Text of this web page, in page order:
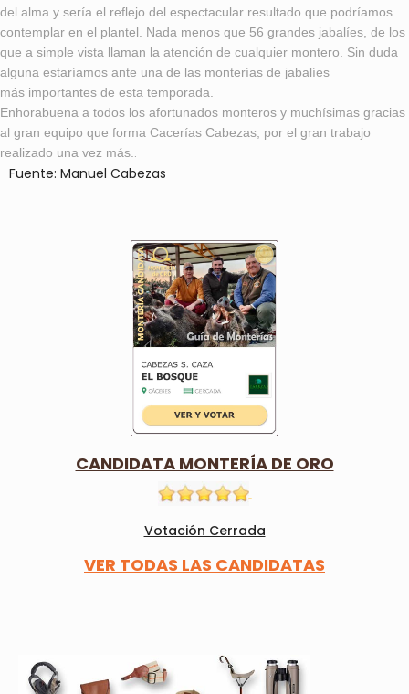
del alma y sería el reflejo del espectacular resultado que podríamos
contemplar en el plantel. Nada menos que 56 grandes jabalíes, de los
que a simple vista llaman la atención de cualquier montero. Sin duda
alguna estaríamos ante una de las monterías de jabalíes
más importantes de esta temporada.
Enhorabuena a todos los afortunados monteros y muchísimas gracias
al gran equipo que forma Cacerías Cabezas, por el gran trabajo
realizado una vez más.
Fuente: Manuel Cabezas
CANDIDATA MONTERÍA DE ORO
Votación Cerrada
VER TODAS LAS CANDIDATAS